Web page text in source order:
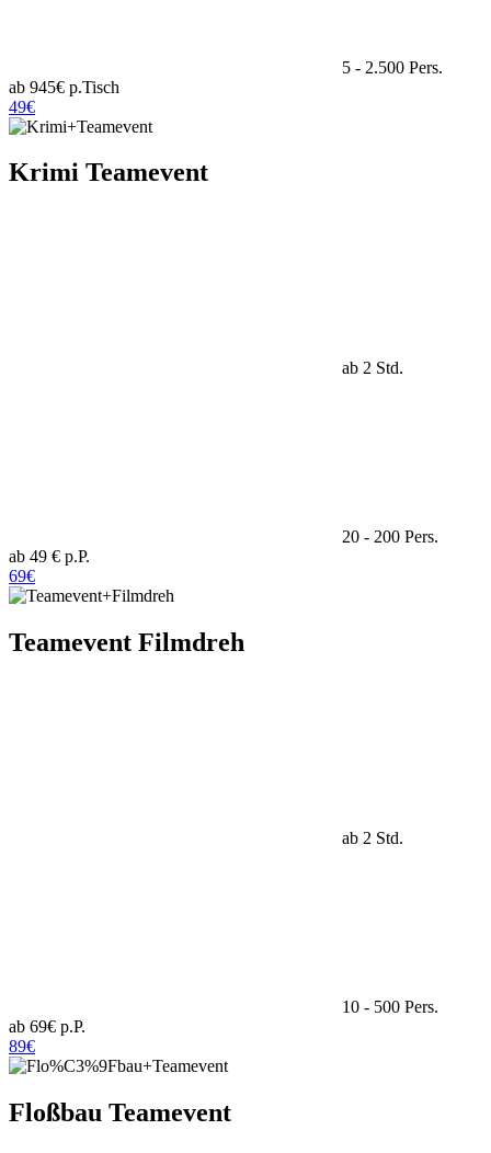
5 - 2.500 Pers.
ab 945€ p.Tisch
49€
Krimi Teamevent
ab 2 Std.
20 - 200 Pers.
ab 49 € p.P.
69€
Teamevent Filmdreh
ab 2 Std.
10 - 500 Pers.
ab 69€ p.P.
89€
Floßbau Teamevent